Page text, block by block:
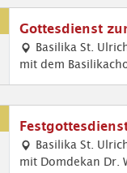
Gottesdienst
festBasilika St.
mit dem
ozinium St. Afra
Basilika St.
mit Domdekan Dr.